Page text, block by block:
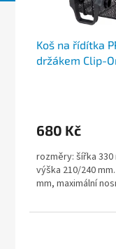
Koš na řídítka
držákem Clip-
680 Kč
rozměry: šířka 330
výška 210/240
mm, maximální